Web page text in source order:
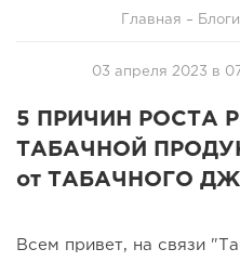
Главная – Блоги
03 апреля 2023 в
5 ПРИЧИН РОСТА
ТАБАЧНОЙ
от ТАБАЧНОГО
Всем привет, на связи